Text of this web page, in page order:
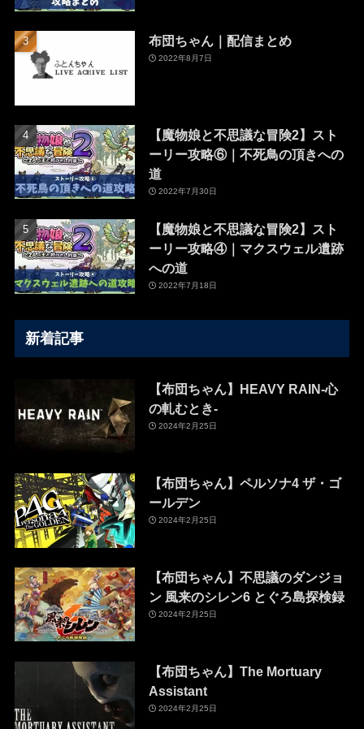
布団ちゃん｜配信まとめ
2022年8月7日
【魔物娘と不思議な冒険2】スト
ーリー攻略⑥｜不死鳥の頂きへの
道
2022年7月30日
【魔物娘と不思議な冒険2】スト
ーリー攻略④｜マクスウェル遺跡
への道
2022年7月18日
新着記事
【布団ちゃん】HEAVY RAIN-心
の軋むとき-
2024年2月25日
【布団ちゃん】ペルソナ4 ザ・ゴ
ールデン
2024年2月25日
【布団ちゃん】不思議のダンジョ
ン 風来のシレン6 とぐろ島探検録
2024年2月25日
【布団ちゃん】The Mortuary
Assistant
2024年2月25日